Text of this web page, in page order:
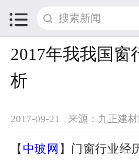

2017年我我国窗
析
2017-09-21 来源：九正建材
【 中玻网 】门窗行业经